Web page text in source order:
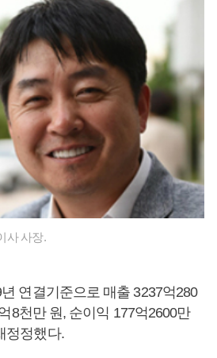
사 사장.
연결기준으로 매출 3237억280
8천만 원, 순이익 177억2600만
정정했다.